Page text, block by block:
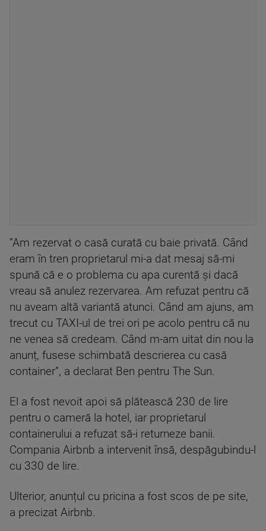
”Am rezervat o casă curată cu baie privată. Când
eram în tren proprietarul mi-a dat mesaj să-mi
spună că e o problema cu apa curentă și dacă
vreau să anulez rezervarea. Am refuzat pentru că
nu aveam altă variantă atunci. Când am ajuns, am
trecut cu TAXI-ul de trei ori pe acolo pentru că nu
ne venea să credeam. Când m-am uitat din nou la
anunț, fusese schimbată descrierea cu casă
container”, a declarat Ben pentru The Sun.
El a fost nevoit apoi să plătească 230 de lire
pentru o cameră la hotel, iar proprietarul
containerului a refuzat să-i returneze banii.
Compania Airbnb a intervenit însă, despăgubindu-l
cu 330 de lire.
Ulterior, anunțul cu pricina a fost scos de pe site,
a precizat Airbnb.